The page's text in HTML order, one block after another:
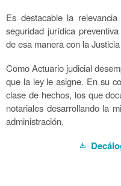
Es destacable la
seguridad jurídica
de esa manera con la
Como Actuario judicial
que la ley le asigne. En su
clase de hechos, los que
notariales desarrollando la
administración.
download